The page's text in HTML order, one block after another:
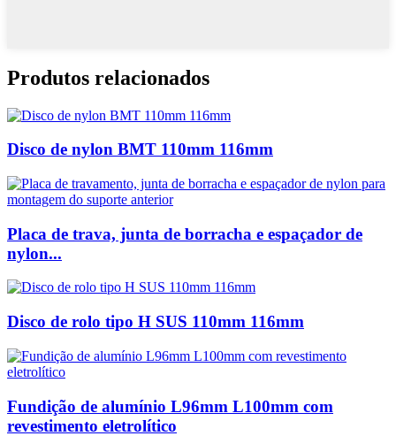
Produtos relacionados
Disco de nylon BMT 110mm 116mm
Placa de trava, junta de borracha e espaçador de
nylon...
Disco de rolo tipo H SUS 110mm 116mm
Fundição de alumínio L96mm L100mm com
revestimento eletrolítico